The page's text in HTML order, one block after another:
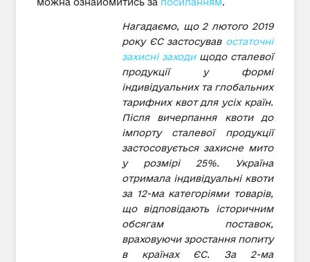
Нагадаємо, що 2 лютого 2019
року ЄС застосував остаточні
захисні заходищодо сталевої
продукції у формі
індивідуальних та глобальних
тарифних квот для усіх країн.
Після вичерпання квоти до
імпорту сталевої продукції
застосовується захисне мито
у розмірі 25%. Україна
отримала індивідуальні квоти
за 12-ма категоріями товарів,
що відповідають історичним
обсягам поставок,
враховуючи зростання попиту
в країнах ЄС. За 2-ма